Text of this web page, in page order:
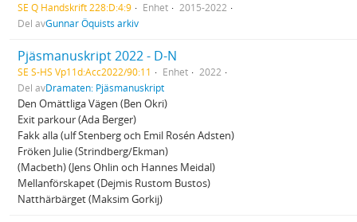
SE Q Handskrift 228:D:4:9 Enhet
2015-2022
Del avGunnar Öquists arkiv
Pjäsmanuskript 2022 - D-N
SE S-HS Vp11d:Acc2022/90:11 Enhet
2022
Del avDramaten: Pjäsmanuskript
Den Omättliga Vägen (Ben Okri)
Exit parkour (Ada Berger)
Fakk alla (ulf Stenberg och Emil Rosén Adsten)
Fröken Julie (Strindberg/Ekman)
(Macbeth) (Jens Ohlin och Hannes Meidal)
Mellanförskapet (Dejmis Rustom Bustos)
Natthärbärget (Maksim Gorkij)